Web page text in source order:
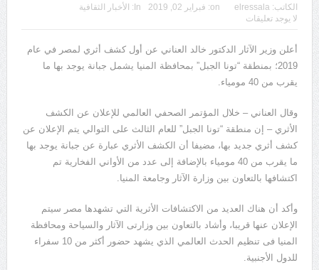
الكاتب: elressala
on: فبراير 02, 2019 In: الأخبار الثقافية
لا يوجد تعليقات
أعلن وزير الآثار الدكتور خالد العناني عن أول كشف أثري لمصر في عام
2019؛ بمنطقة “تونا الجبل” بمحافظة المنيا يشمل جبانة يوجد بها ما
يقرب من 40 مومياء.
وقال العناني – خلال المؤتمر الصحفي العالمي للإعلان عن الكشف
الأثري – إن منطقة “تونا الجبل” للعام الثالث على التوالي يتم الإعلان عن
كشف أثري جديد بها، مضيفا أن الكشف الأثري عبارة عن جبانة يوجد بها
ما يقرب من 40 مومياء بالإضافة إلى عدد من الأواني الفخارية تم
اكتشافها بالتعاون بين وزارة الآثار وجامعة المنيا.
وأكد أن هناك العديد من الاكتشافات الأثرية التي تشهدها مصر سيتم
الإعلان عنها قريبا، وأشاد بالتعاون بين وزارتى الآثار والسياحة ومحافظة
المنيا فى تنظيم الحدث العالمي الذي يشهد حضور أكثر من 10 سفراء
للدول الأجنبية.